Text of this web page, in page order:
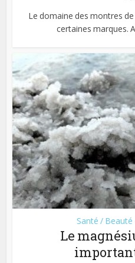
Le domaine des montres
certaines marques.
Santé / Beauté
Le